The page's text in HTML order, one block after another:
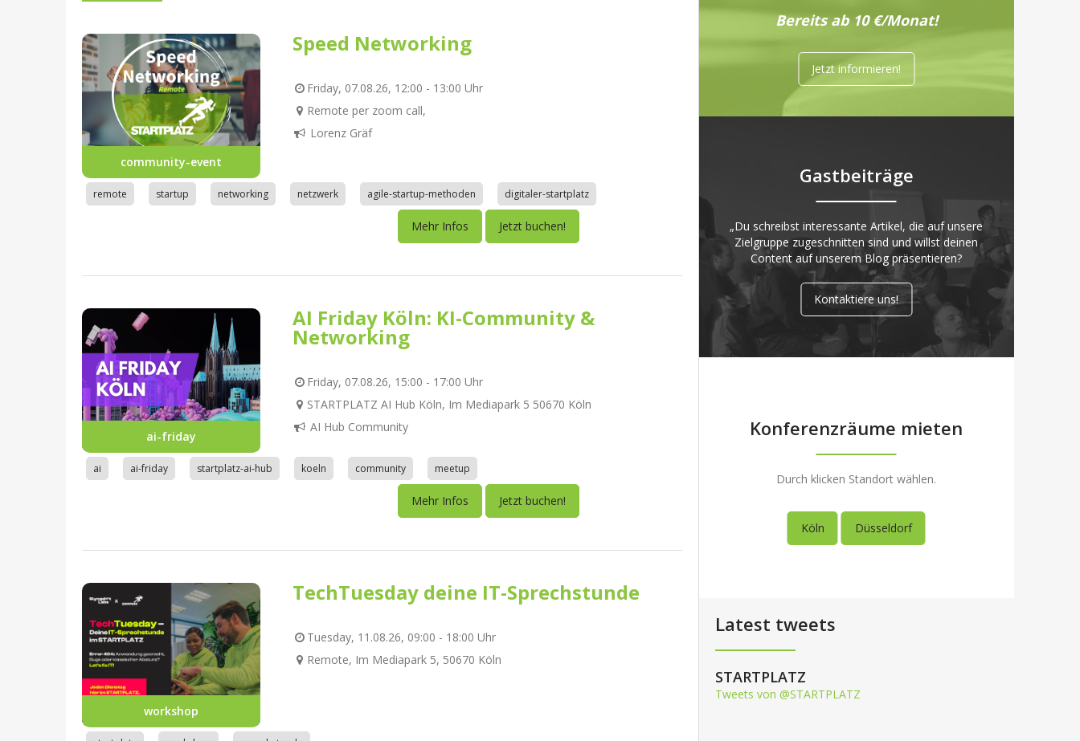
community-event
Speed Networking
Friday, 07.08.26, 12:00 - 13:00 Uhr
Remote per zoom call,
Lorenz Gräf
remote startup networking netzwerk agile-startup-methoden digitaler-startplatz
Mehr Infos Jetzt buchen!
ai-friday
AI Friday Köln: KI-Community &
Networking
Friday, 07.08.26, 15:00 - 17:00 Uhr
STARTPLATZ AI Hub Köln, Im Mediapark 5 50670 Köln
AI Hub Community
ai ai-friday startplatz-ai-hub koeln community meetup
Mehr Infos Jetzt buchen!
workshop
TechTuesday deine IT-Sprechstunde
Tuesday, 11.08.26, 09:00 - 18:00 Uhr
Remote, Im Mediapark 5, 50670 Köln
Bereits ab 10 €/Monat!
Jetzt informieren!
Gastbeiträge
„Du schreibst interessante Artikel, die auf unsere
Zielgruppe zugeschnitten sind und willst deinen
Content auf unserem Blog präsentieren?
Kontaktiere uns!
Konferenzräume mieten
Durch klicken Standort wählen.
Köln Düsseldorf
Latest tweets
STARTPLATZ
Tweets von @STARTPLATZ